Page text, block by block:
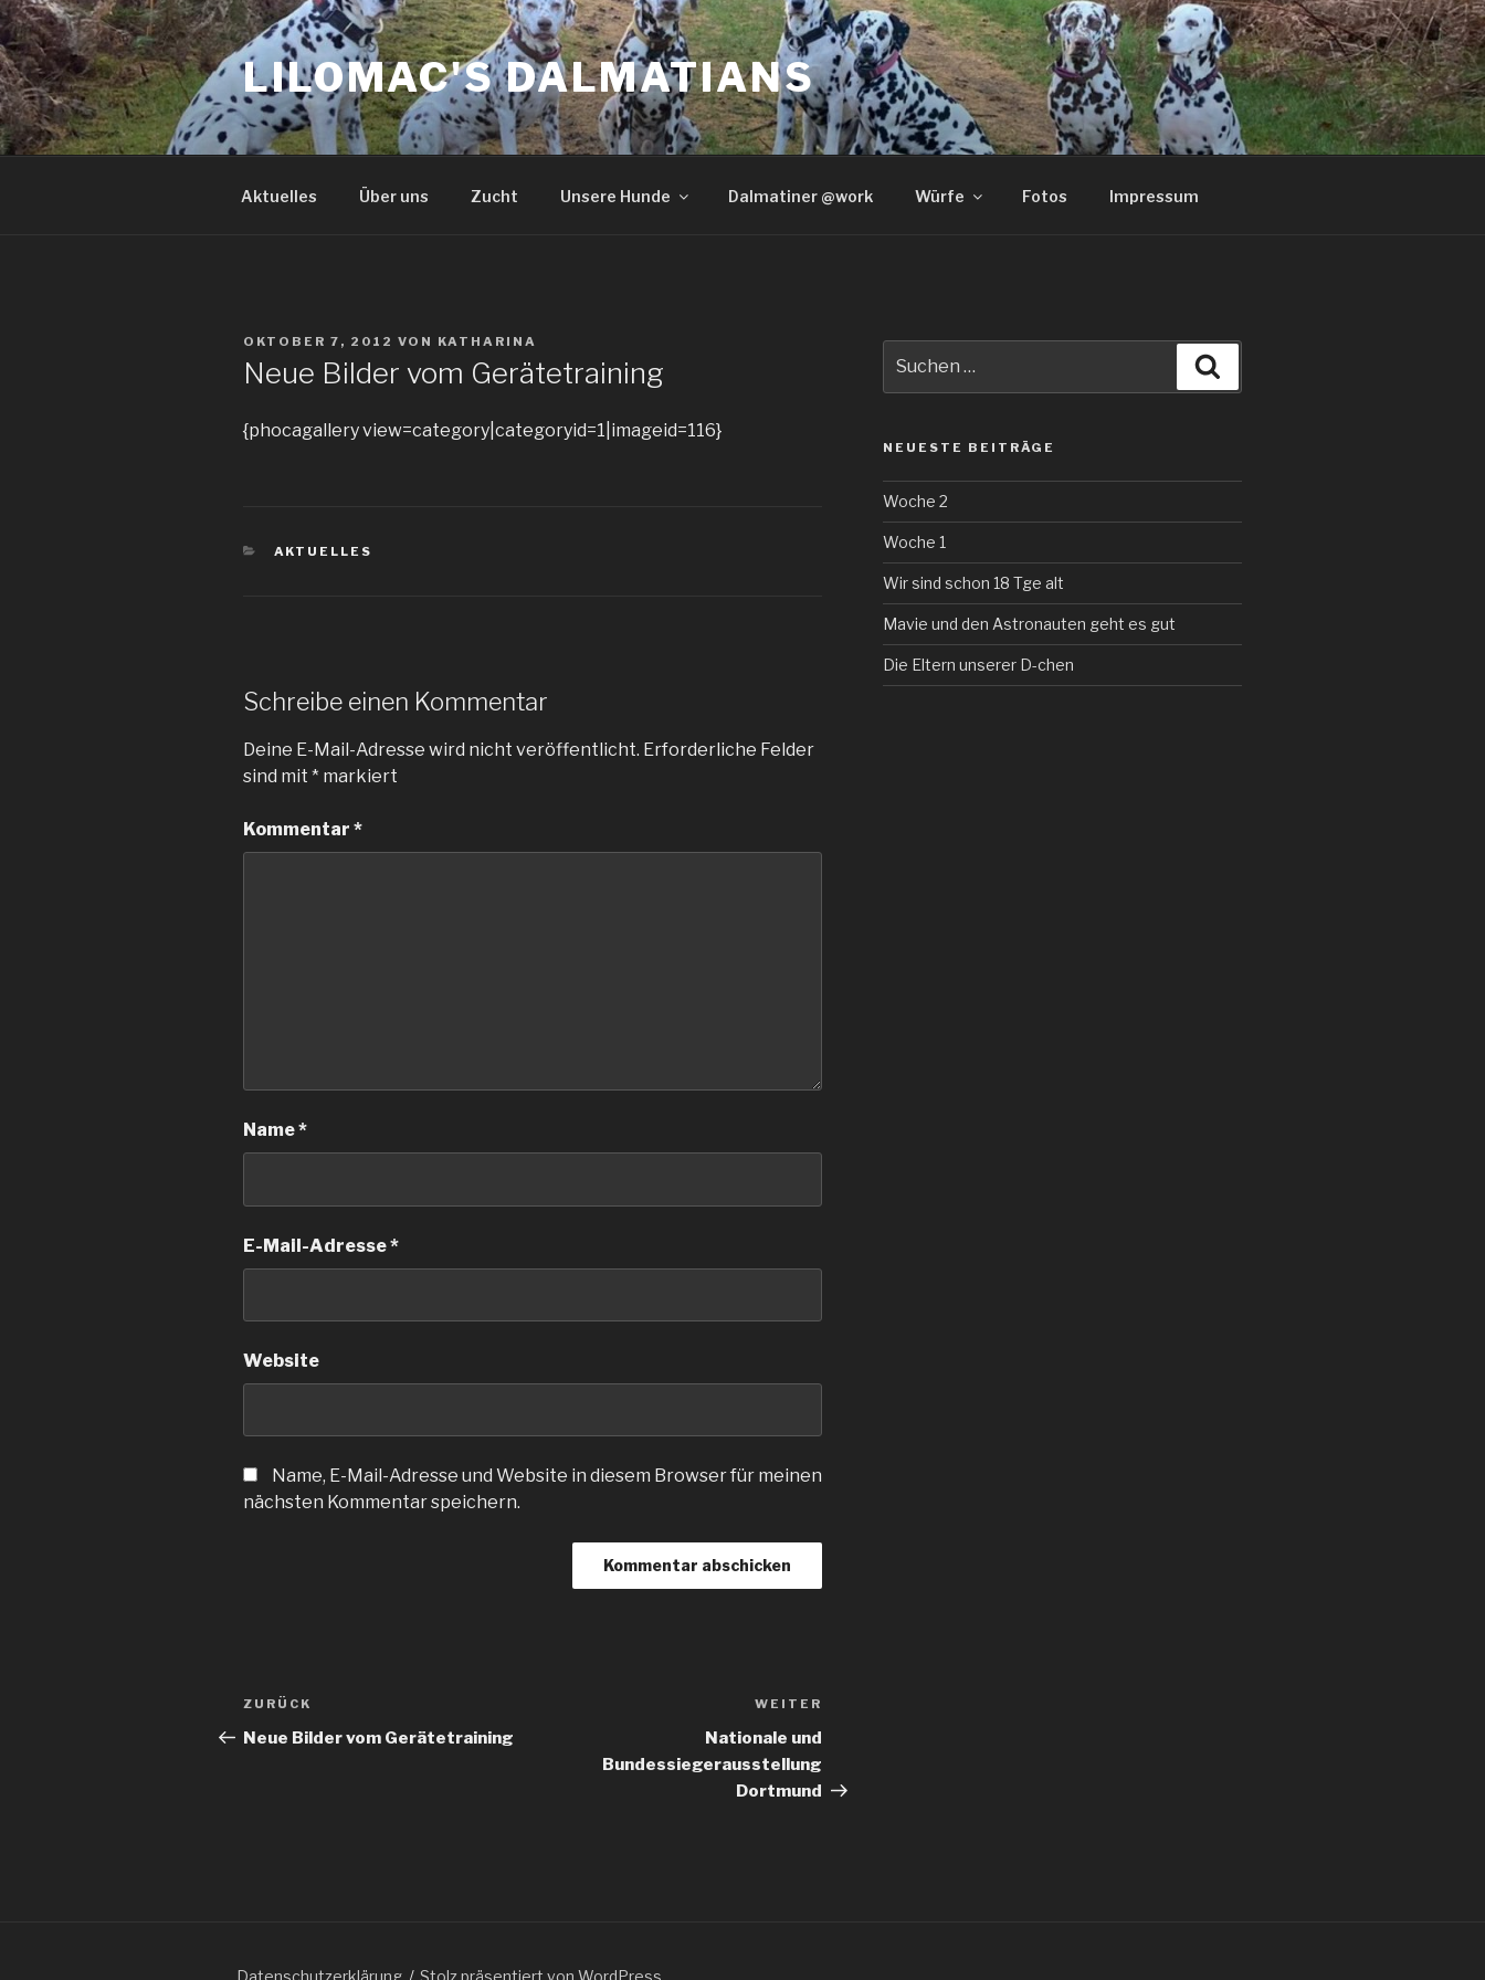
Zum
Inhalt
springen
LILOMAC'S DALMATIANS
Aktuelles Über uns Zucht Unsere Hunde Dalmatiner @work Würfe Fotos Impressum
VERÖFFENTLICHT
OKTOBER 7, 2012 VON KATHARINA
Neue Bilder vom Gerätetraining
{phocagallery view=category|categoryid=1|imageid=116}
KATEGORIEN
AKTUELLES
Schreibe einen Kommentar
Deine E-Mail-Adresse wird nicht veröffentlicht. Erforderliche Felder
sind mit * markiert
Kommentar *
Name*
E-Mail-Adresse*
Website
Name, E-Mail-Adresse und Website in diesem Browser für meinen
nächsten Kommentar speichern.
Beitragsnavigation
Vorheriger
Beitrag
ZURÜCK
Neue Bilder vom Gerätetraining
WEITER
Nationale und
Bundessiegerausstellung
Dortmund
nach:
NEUESTE BEITRÄGE
Woche 2
Woche 1
Wir sind schon 18 Tge alt
Mavie und den Astronauten geht es gut
Die Eltern unserer D-chen
Datenschutzerklärung Stolz präsentiert von WordPress